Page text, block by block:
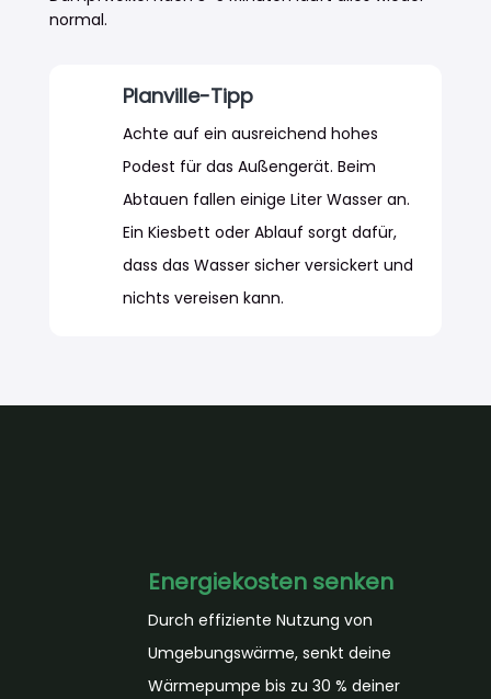
normal.
Planville-Tipp
Achte auf ein ausreichend hohes
Podest für das Außengerät. Beim
Abtauen fallen einige Liter Wasser an.
Ein Kiesbett oder Ablauf sorgt dafür,
dass das Wasser sicher versickert und
nichts vereisen kann.
Energiekosten senken
Durch effiziente Nutzung von
Umgebungswärme, senkt deine
Wärmepumpe bis zu 30 % deiner